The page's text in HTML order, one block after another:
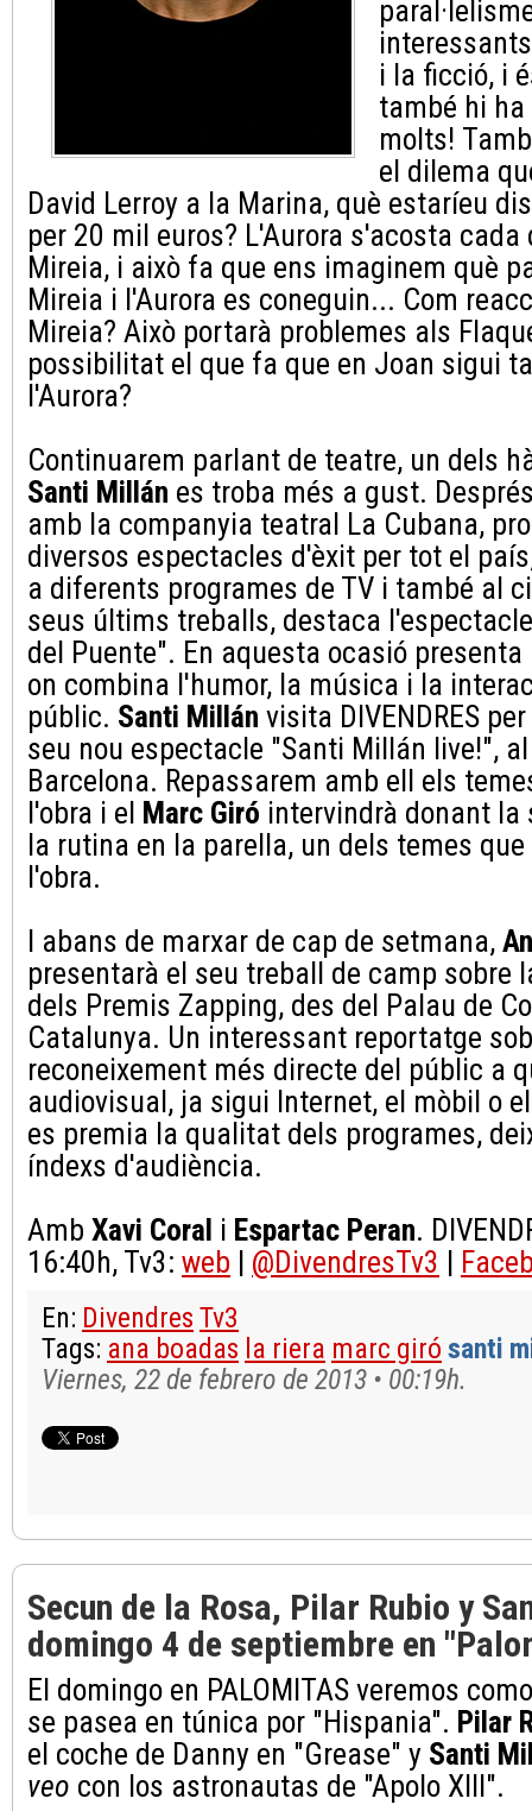
i la ficció, i
també hi
molts!
el dilema
David Lerroy a la Marina, què estaríeu
per 20 mil euros? L'Aurora s'acosta
Mireia, i això fa que ens imaginem què
Mireia i l'Aurora es coneguin... Com
Mireia? Això portarà problemes als
possibilitat el que fa que en Joan sigui
l'Aurora?
Continuarem parlant de teatre, un dels
Santi Millán es troba més a gust.
amb la companyia teatral La Cubana,
diversos espectacles d'èxit per tot el
a diferents programes de TV i també al
seus últims treballs, destaca
del Puente". En aquesta ocasió
on combina l'humor, la música i la
públic. Santi Millán visita DIVENDRES
seu nou espectacle "Santi Millán live!",
Barcelona. Repassarem amb ell els
l'obra i el Marc Giró intervindrà donant la
la rutina en la parella, un dels temes
l'obra.
I abans de marxar de cap de setmana,
presentarà el seu treball de camp sobre
dels Premis Zapping, des del Palau de
Catalunya. Un interessant reportatge
reconeixement més directe del públic a
audiovisual, ja sigui Internet, el mòbil o
es premia la qualitat dels programes,
índexs d'audiència.
Amb Xavi Coral i Espartac Peran.
16:40h, Tv3: web | @DivendresTv3 |
En: Divendres Tv3
Tags: ana boadas la riera marc giró santi
Viernes, 22 de febrero de 2013 • 00:19h.
Secun de la Rosa, Pilar Rubio y
domingo 4 de septiembre en
El domingo en PALOMITAS veremos
se pasea en túnica por "Hispania". Pilar
el coche de Danny en "Grease" y Santi
veo con los astronautas de "Apolo XIII".